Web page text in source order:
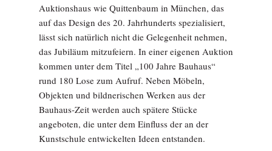
Auktionshaus wie Quittenbaum in München, das
auf das Design des 20. Jahrhunderts spezialisiert,
lässt sich natürlich nicht die Gelegenheit nehmen,
das Jubiläum mitzufeiern. In einer eigenen Auktion
kommen unter dem Titel „100 Jahre Bauhaus“
rund 180 Lose zum Aufruf. Neben Möbeln,
Objekten und bildnerischen Werken aus der
Bauhaus-Zeit werden auch spätere Stücke
angeboten, die unter dem Einfluss der an der
Kunstschule entwickelten Ideen entstanden.